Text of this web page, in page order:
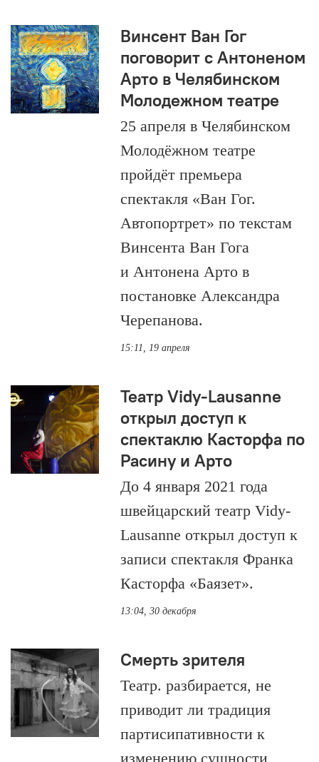
Винсент Ван Гог
поговорит с Антоненом
Арто в Челябинском
Молодежном театре
25 апреля в Челябинском
Молодёжном театре
пройдёт премьера
спектакля «Ван Гог.
Автопортрет» по текстам
Винсента Ван Гога
и Антонена Арто в
постановке Александра
Черепанова.
15:11, 19 апреля
Театр Vidy-Lausanne
открыл доступ к
спектаклю Касторфа по
Расину и Арто
До 4 января 2021 года
швейцарский театр Vidy-
Lausanne открыл доступ к
записи спектакля Франка
Касторфа «Баязет».
13:04, 30 декабря
Смерть зрителя
Театр. разбирается, не
приводит ли традиция
партисипативности к
изменению сущности